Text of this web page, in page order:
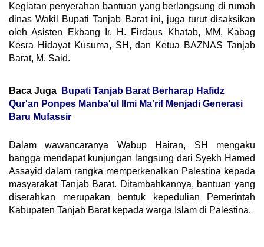
Kegiatan penyerahan bantuan yang berlangsung di rumah
dinas Wakil Bupati Tanjab Barat ini, juga turut disaksikan
oleh Asisten Ekbang Ir. H. Firdaus Khatab, MM, Kabag
Kesra Hidayat Kusuma, SH, dan Ketua BAZNAS Tanjab
Barat, M. Said.
Baca Juga
Bupati Tanjab Barat Berharap Hafidz
Qur'an Ponpes Manba'ul Ilmi Ma'rif Menjadi Generasi
Baru Mufassir
Dalam wawancaranya Wabup Hairan, SH mengaku
bangga mendapat kunjungan langsung dari Syekh Hamed
Assayid dalam rangka memperkenalkan Palestina kepada
masyarakat Tanjab Barat. Ditambahkannya, bantuan yang
diserahkan merupakan bentuk kepedulian Pemerintah
Kabupaten Tanjab Barat kepada warga Islam di Palestina.